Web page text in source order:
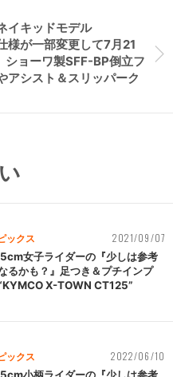
イキッドモデル
様が一部変更して7月21
ショーワ製SFF-BP倒立フ
アシスト＆スリッパーク
ックス 2021/09/07
女子ライダーの『少しは参考
るかも？』足つき＆プチインプ
X-TOWN CT125”
ックス 2022/06/10